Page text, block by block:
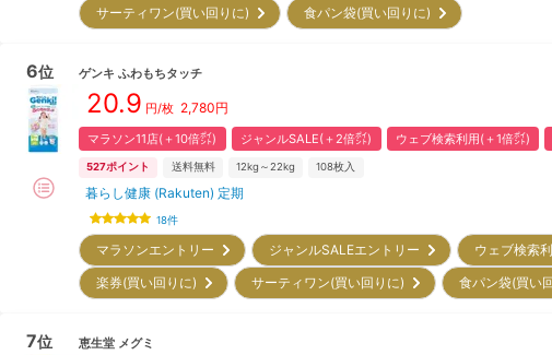
サーティワン(買い回りに)
食パン袋(買い回りに)
6位 ゲンキ ふわもちタッチ
20.9 円/枚 2,780円
マラソン11店(＋10倍㌽) ジャンルSALE(＋2倍㌽) ウェブ検索利用(＋1倍㌽)
527ポイント 送料無料 12kg～22kg 108枚入
暮らし健康 (Rakuten) 定期
18件
マラソンエントリー ジャンルSALEエントリー ウェブ検索
楽券(買い回りに)
サーティワン(買い回りに) 食パン袋(買い
7位 恵生堂 メグミ